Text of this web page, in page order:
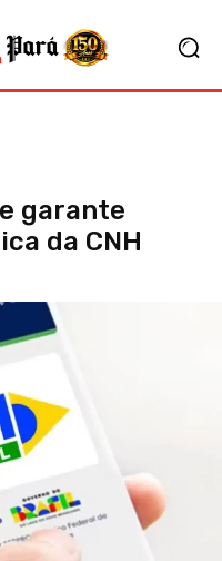
garante
da CNH